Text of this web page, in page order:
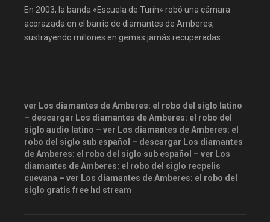
En 2003, la banda «Escuela de Turín» robó una cámara
acorazada en el barrio de diamantes de Amberes,
sustrayendo millones en gemas jamás recuperadas.
ver Los diamantes de Amberes: el robo del siglo latino
– descargar Los diamantes de Amberes: el robo del
siglo audio latino – ver Los diamantes de Amberes: el
robo del siglo sub español – descargar Los diamantes
de Amberes: el robo del siglo sub español – ver Los
diamantes de Amberes: el robo del siglo recpelis
cuevana – ver Los diamantes de Amberes: el robo del
siglo gratis free hd stream